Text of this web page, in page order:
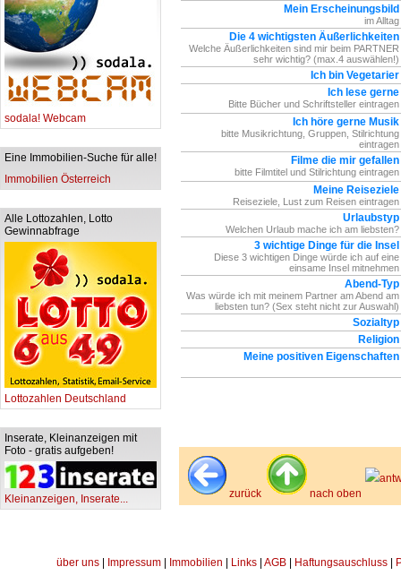
sodala! Webcam
Eine Immobilien-Suche für alle!
Immobilien Österreich
Alle Lottozahlen, Lotto
Gewinnabfrage
Lottozahlen Deutschland
Inserate, Kleinanzeigen mit
Foto - gratis aufgeben!
Kleinanzeigen, Inserate...
Mein Erscheinungsbild
im Alltag
Die 4 wichtigsten Äußerlichkeiten
Welche Äußerlichkeiten sind mir beim PARTNER
sehr wichtig? (max.4 auswählen!)
Ich bin Vegetarier
Ich lese gerne
Bitte Bücher und Schriftsteller eintragen
Ich höre gerne Musik
bitte Musikrichtung, Gruppen, Stilrichtung
eintragen
Filme die mir gefallen
bitte Filmtitel und Stilrichtung eintragen
Meine Reiseziele
Reiseziele, Lust zum Reisen eintragen
Urlaubstyp
Welchen Urlaub mache ich am liebsten?
3 wichtige Dinge für die Insel
Diese 3 wichtigen Dinge würde ich auf eine
einsame Insel mitnehmen
Abend-Typ
Was würde ich mit meinem Partner am Abend am
liebsten tun? (Sex steht nicht zur Auswahl)
Sozialtyp
Religion
Meine positiven Eigenschaften
zurück nach oben
über uns Impressum Immobilien Links AGB Haftungsauschluss